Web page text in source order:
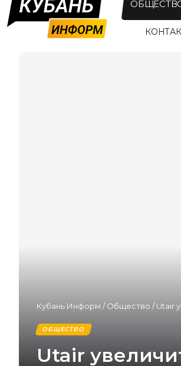
Кубань Информ /Общество /Utair
ОБЩЕСТВО
Utair